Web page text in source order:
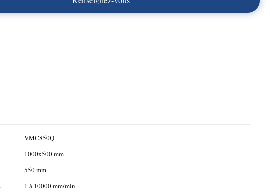
VMC850Q
1000x500 mm
550 mm
1 à 10000 mm/min